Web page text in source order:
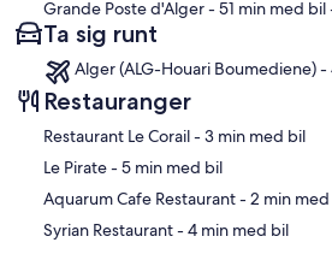
Grande Poste d'Alger- 51 min med bil
Ta sig runt
Alger (ALG-Houari Boumediene)
Restauranger
‪Restaurant Le Corail - ‬3 min med bil
‪Le Pirate - ‬5 min med bil
‪Aquarum Cafe Restaurant - ‬2
‪Syrian Restaurant - ‬4 min med bil